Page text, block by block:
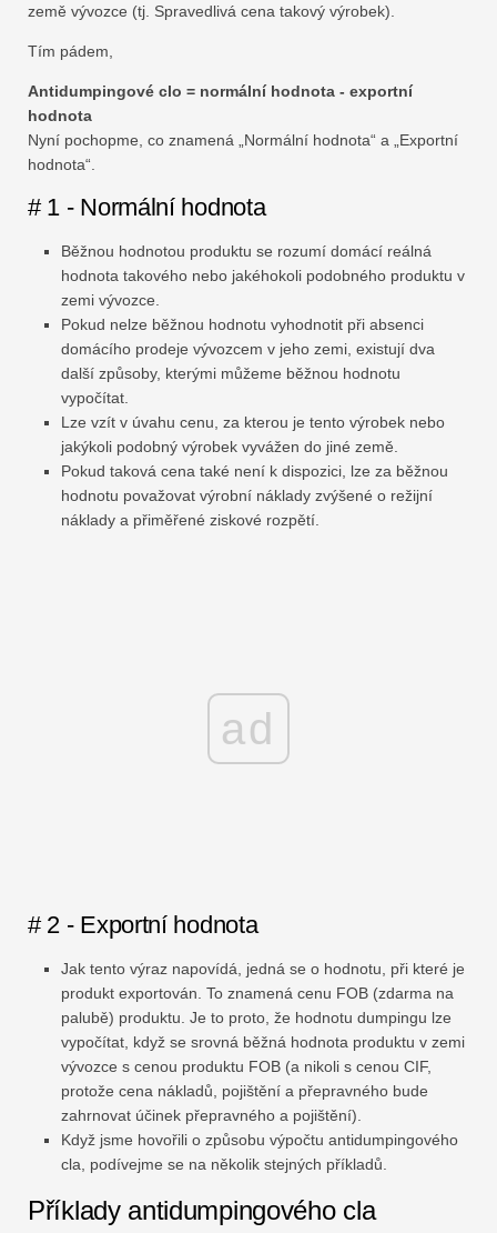
země vývozce (tj. Spravedlivá cena takový výrobek).
Tím pádem,
Antidumpingové clo = normální hodnota - exportní
hodnota
Nyní pochopme, co znamená „Normální hodnota“ a „Exportní
hodnota“.
# 1 - Normální hodnota
Běžnou hodnotou produktu se rozumí domácí reálná
hodnota takového nebo jakéhokoli podobného produktu v
zemi vývozce.
Pokud nelze běžnou hodnotu vyhodnotit při absenci
domácího prodeje vývozcem v jeho zemi, existují dva
další způsoby, kterými můžeme běžnou hodnotu
vypočítat.
Lze vzít v úvahu cenu, za kterou je tento výrobek nebo
jakýkoli podobný výrobek vyvážen do jiné země.
Pokud taková cena také není k dispozici, lze za běžnou
hodnotu považovat výrobní náklady zvýšené o režijní
náklady a přiměřené ziskové rozpětí.
ad
# 2 - Exportní hodnota
Jak tento výraz napovídá, jedná se o hodnotu, při které je
produkt exportován. To znamená cenu FOB (zdarma na
palubě) produktu. Je to proto, že hodnotu dumpingu lze
vypočítat, když se srovná běžná hodnota produktu v zemi
vývozce s cenou produktu FOB (a nikoli s cenou CIF,
protože cena nákladů, pojištění a přepravného bude
zahrnovat účinek přepravného a pojištění).
Když jsme hovořili o způsobu výpočtu antidumpingového
cla, podívejme se na několik stejných příkladů.
Příklady antidumpingového cla